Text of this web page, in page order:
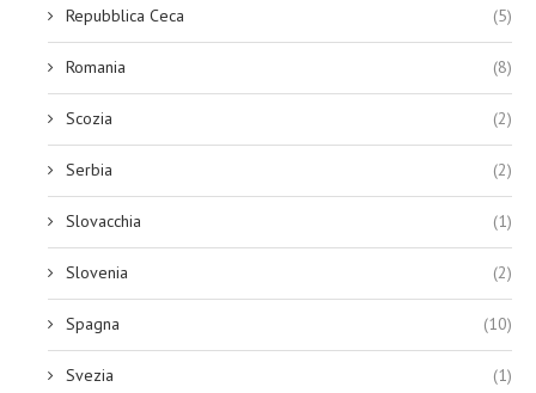
Repubblica Ceca (5)
Romania (8)
Scozia (2)
Serbia (2)
Slovacchia (1)
Slovenia (2)
Spagna (10)
Svezia (1)